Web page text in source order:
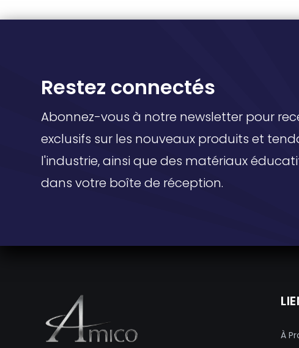
Restez connectés
Abonnez-vous à notre newsletter pour
exclusifs sur les nouveaux produits et
l'industrie, ainsi que des matériaux
dans votre boîte de réception.
À